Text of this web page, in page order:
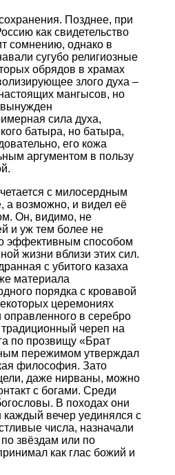
Позднее, при
как свидетельство
сомнению, однако в
сугубо религиозные
обрядов в храмах
злого духа –
мангысов, но
вынужден
сила духа,
батыра, но батыра,
его кожа
аргументом в пользу
с милосердным
а возможно, и видел её
Он, видимо, не
и уж тем более не
эффективным способом
жизни вблизи этих сил.
с убитого казаха
материала
порядка с кровавой
церемониях
в серебро
череп на
по прозвищу «Брат
пережимом утверждал
философия. Зато
даже нирваны, можно
с богами. Среди
В походах они
каждый вечер уединялся с
числа, назначали
звёздам или по
как глас божий и